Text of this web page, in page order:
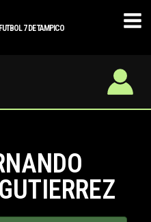
7 DE TAMPICO